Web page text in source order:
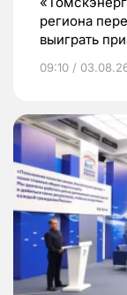
региона
выиграть
09:10 /